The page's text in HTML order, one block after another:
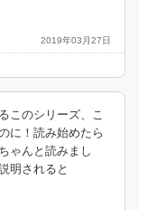
2019年03月27日
このシリーズ、こ
に！読み始めたら
ゃんと読みまし
明されると